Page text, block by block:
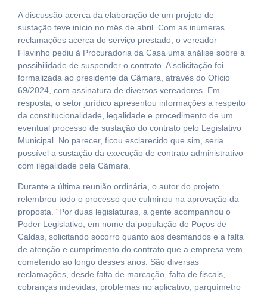
A discussão acerca da elaboração de um projeto de
sustação teve início no mês de abril. Com as inúmeras
reclamações acerca do serviço prestado, o vereador
Flavinho pediu à Procuradoria da Casa uma análise sobre a
possibilidade de suspender o contrato. A solicitação foi
formalizada ao presidente da Câmara, através do Ofício
69/2024, com assinatura de diversos vereadores. Em
resposta, o setor jurídico apresentou informações a respeito
da constitucionalidade, legalidade e procedimento de um
eventual processo de sustação do contrato pelo Legislativo
Municipal. No parecer, ficou esclarecido que sim, seria
possível a sustação da execução de contrato administrativo
com ilegalidade pela Câmara.
Durante a última reunião ordinária, o autor do projeto
relembrou todo o processo que culminou na aprovação da
proposta. “Por duas legislaturas, a gente acompanhou o
Poder Legislativo, em nome da população de Poços de
Caldas, solicitando socorro quanto aos desmandos e a falta
de atenção e cumprimento do contrato que a empresa vem
cometendo ao longo desses anos. São diversas
reclamações, desde falta de marcação, falta de fiscais,
cobranças indevidas, problemas no aplicativo, parquímetro